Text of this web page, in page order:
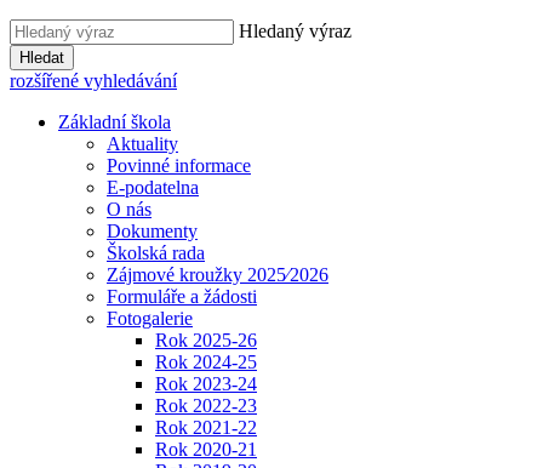
Hledaný výraz
Hledat
rozšířené vyhledávání
Základní škola
Aktuality
Povinné informace
E-podatelna
O nás
Dokumenty
Školská rada
Zájmové kroužky 2025⁄2026
Formuláře a žádosti
Fotogalerie
Rok 2025-26
Rok 2024-25
Rok 2023-24
Rok 2022-23
Rok 2021-22
Rok 2020-21